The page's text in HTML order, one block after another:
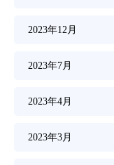
2023年12月
2023年7月
2023年4月
2023年3月